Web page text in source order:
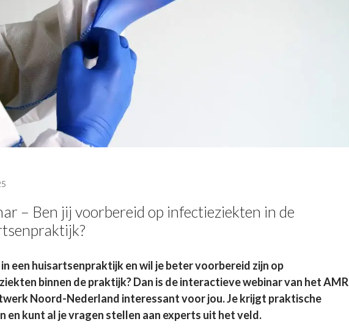
– Ben jij voorbereid op infectieziekten in de
een huisartsenpraktijk en wil je beter voorbereid zijn op
binnen de praktijk? Dan is de interactievewebinarvan het AMR
Noord-Nederland interessant voor jou. Je krijgt praktische
en kunt al je vragen stellen aan experts uit het veld.